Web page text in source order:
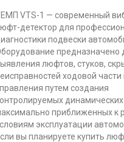
VTS-1 — современный
детектор для
подвески
предназначено
люфтов, стуков,
ходовой части
путем создания
динамических
приближенных к
эксплуатации
вы планируете купить